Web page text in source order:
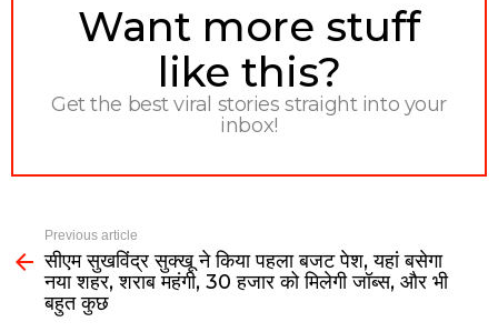
NEWSLETTER
Want more stuff
like this?
Get the best viral stories straight into your
inbox!
Previous article
सीएम सुखविंद्र सुक्खू ने किया पहला बजट पेश, यहां बसेगा
नया शहर, शराब महंगी, 30 हजार को मिलेगी जॉब्स, और भी
बहुत कुछ